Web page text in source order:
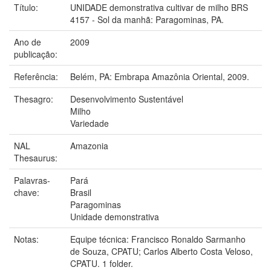
Título:
UNIDADE demonstrativa cultivar de milho BRS
4157 - Sol da manhã: Paragominas, PA.
Ano de
publicação:
2009
Referência:
Belém, PA: Embrapa Amazônia Oriental, 2009.
Thesagro:
Desenvolvimento Sustentável
Milho
Variedade
NAL
Thesaurus:
Amazonia
Palavras-
chave:
Pará
Brasil
Paragominas
Unidade demonstrativa
Notas:
Equipe técnica: Francisco Ronaldo Sarmanho
de Souza, CPATU; Carlos Alberto Costa Veloso,
CPATU. 1 folder.